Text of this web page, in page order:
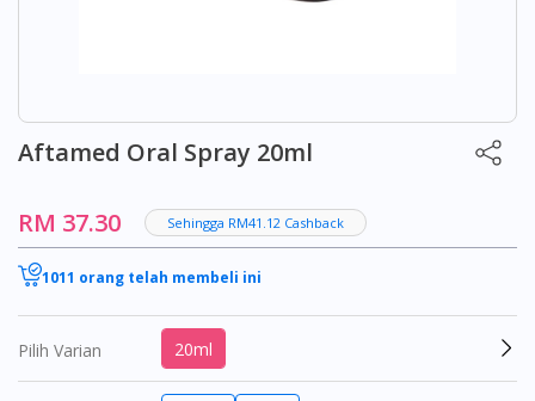
Aftamed Oral Spray 20ml
RM 37.30 Sehingga RM41.12 Cashback
1011 orang telah membeli ini
Pilih Varian 20ml